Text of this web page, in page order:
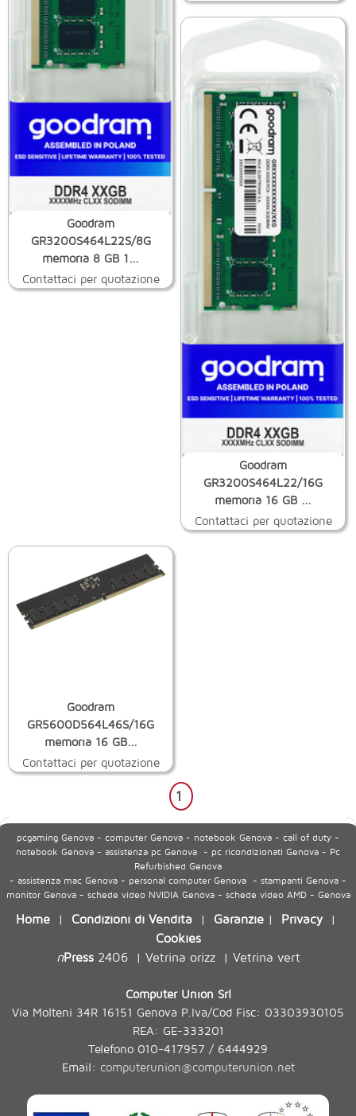
Goodram
GR3200S464L22S/8G
memoria 8 GB 1...
Contattaci per quotazione
Goodram
GR3200S464L22/16G
memoria 16 GB ...
Contattaci per quotazione
Goodram
GR5600D564L46S/16G
memoria 16 GB...
Contattaci per quotazione
1
pcgaming Genova - computer Genova - notebook Genova - call of duty -
notebook Genova - assistenza pc Genova - pc ricondizionati Genova - Pc
Refurbished Genova
- assistenza mac Genova - personal computer Genova - stampanti Genova -
monitor Genova - schede video NVIDIA Genova - schede video AMD - Genova
Home | Condizioni di Vendita | Garanzie | Privacy|
Cookies
nPress2406| Vetrina orizz| Vetrina vert
Computer Union Srl
Via Molteni 34R 16151 Genova P.Iva/Cod Fisc: 03303930105
REA: GE-333201
Telefono 010-417957 / 6444929
Email: computerunion@computerunion.net